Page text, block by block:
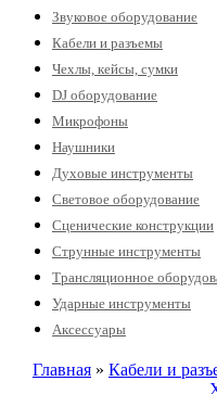
Звуковое оборудование
Кабели и разъемы
Чехлы, кейсы, сумки
DJ оборудование
Микрофоны
Наушники
Духовые инструменты
Световое оборудование
Сценические конструкции
Струнные инструменты
Трансляционное
Ударные инструменты
Аксессуары
Главная » Кабели и